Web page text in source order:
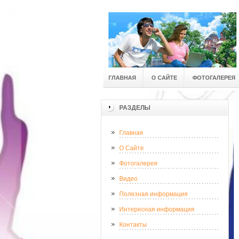
ГЛАВНАЯ О САЙТЕ ФОТОГАЛЕРЕЯ
РАЗДЕЛЫ
Главная
О Сайте
Фотогалерея
Видео
Полезная информация
Интересная информация
Контакты